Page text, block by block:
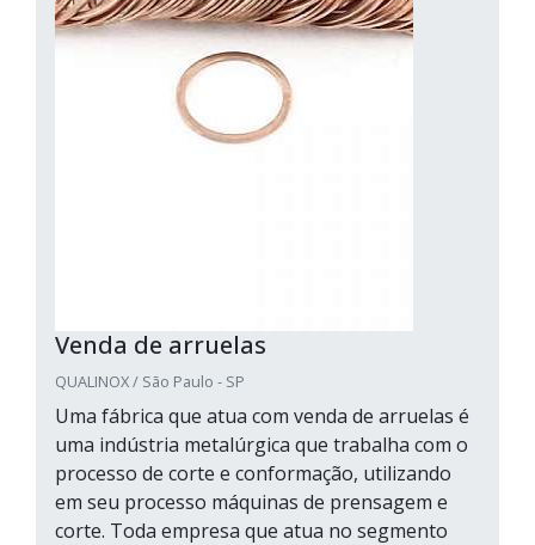
Venda de arruelas
QUALINOX / São Paulo - SP
Uma fábrica que atua com venda de arruelas é
uma indústria metalúrgica que trabalha com o
processo de corte e conformação, utilizando
em seu processo máquinas de prensagem e
corte. Toda empresa que atua no segmento